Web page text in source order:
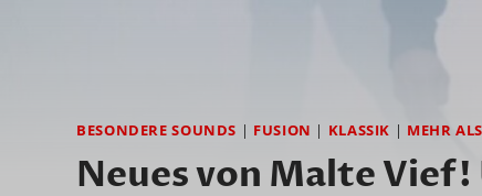
BESONDERE SOUNDS | FUSION | KLASSIK | MEHR
Neues von Malte